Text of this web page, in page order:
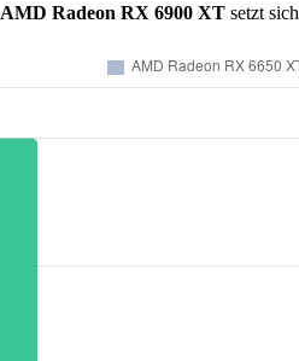
AMD Radeon RX 6900 XT setzt sich